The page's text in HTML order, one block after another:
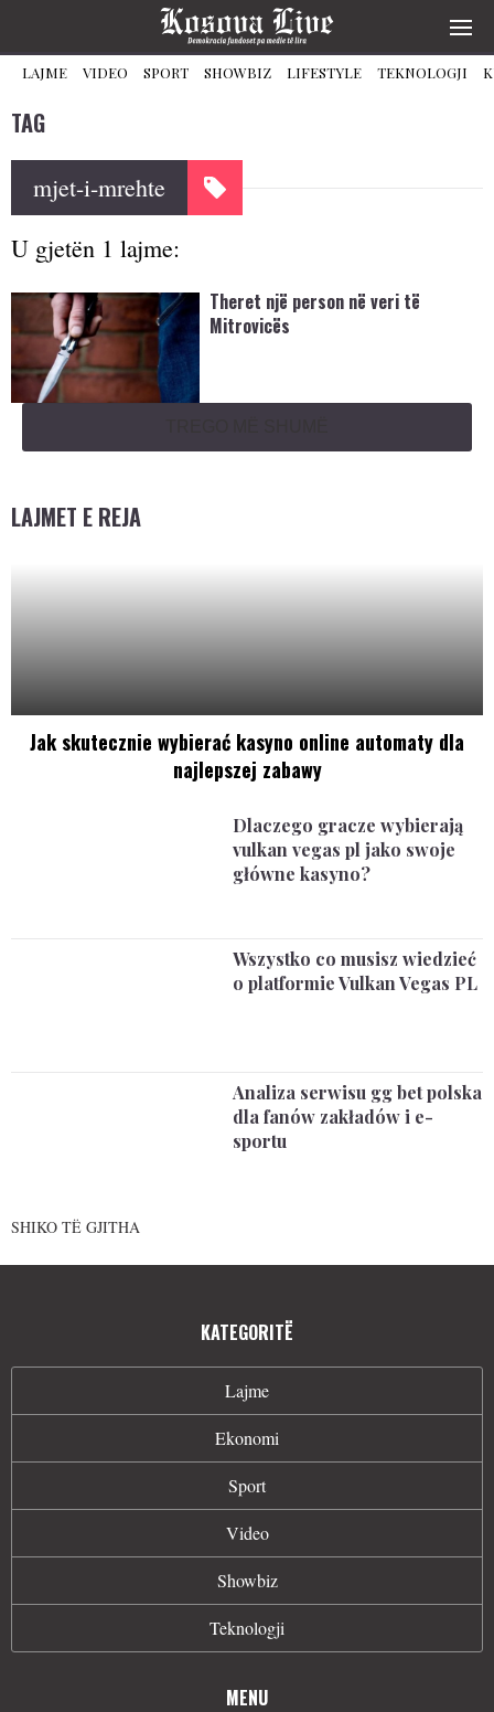
LAJME VIDEO SPORT SHOWBIZ LIFESTYLE TEKNOLOGJI
TAG
mjet-i-mrehte
U gjetën 1 lajme:
Theret një person në veri të
Mitrovicës
LAJMET E REJA
Jak skutecznie wybierać kasyno online automaty dla
najlepszej zabawy
Dlaczego gracze wybierają
vulkan vegas pl jako swoje
główne kasyno?
Wszystko co musisz wiedzieć
o platformie Vulkan Vegas PL
Analiza serwisu gg bet polska
dla fanów zakładów i e-
sportu
SHIKO TË GJITHA
KATEGORITË
Lajme
Ekonomi
Sport
Video
Showbiz
Teknologji
MENU